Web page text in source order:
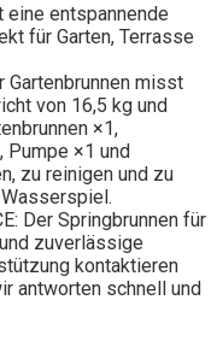
eine entspannende
für Garten, Terrasse
Gartenbrunnen misst
von 16,5 kg und
×1,
Pumpe ×1 und
zu reinigen und zu
Der Springbrunnen für
zuverlässige
kontaktieren
antworten schnell und